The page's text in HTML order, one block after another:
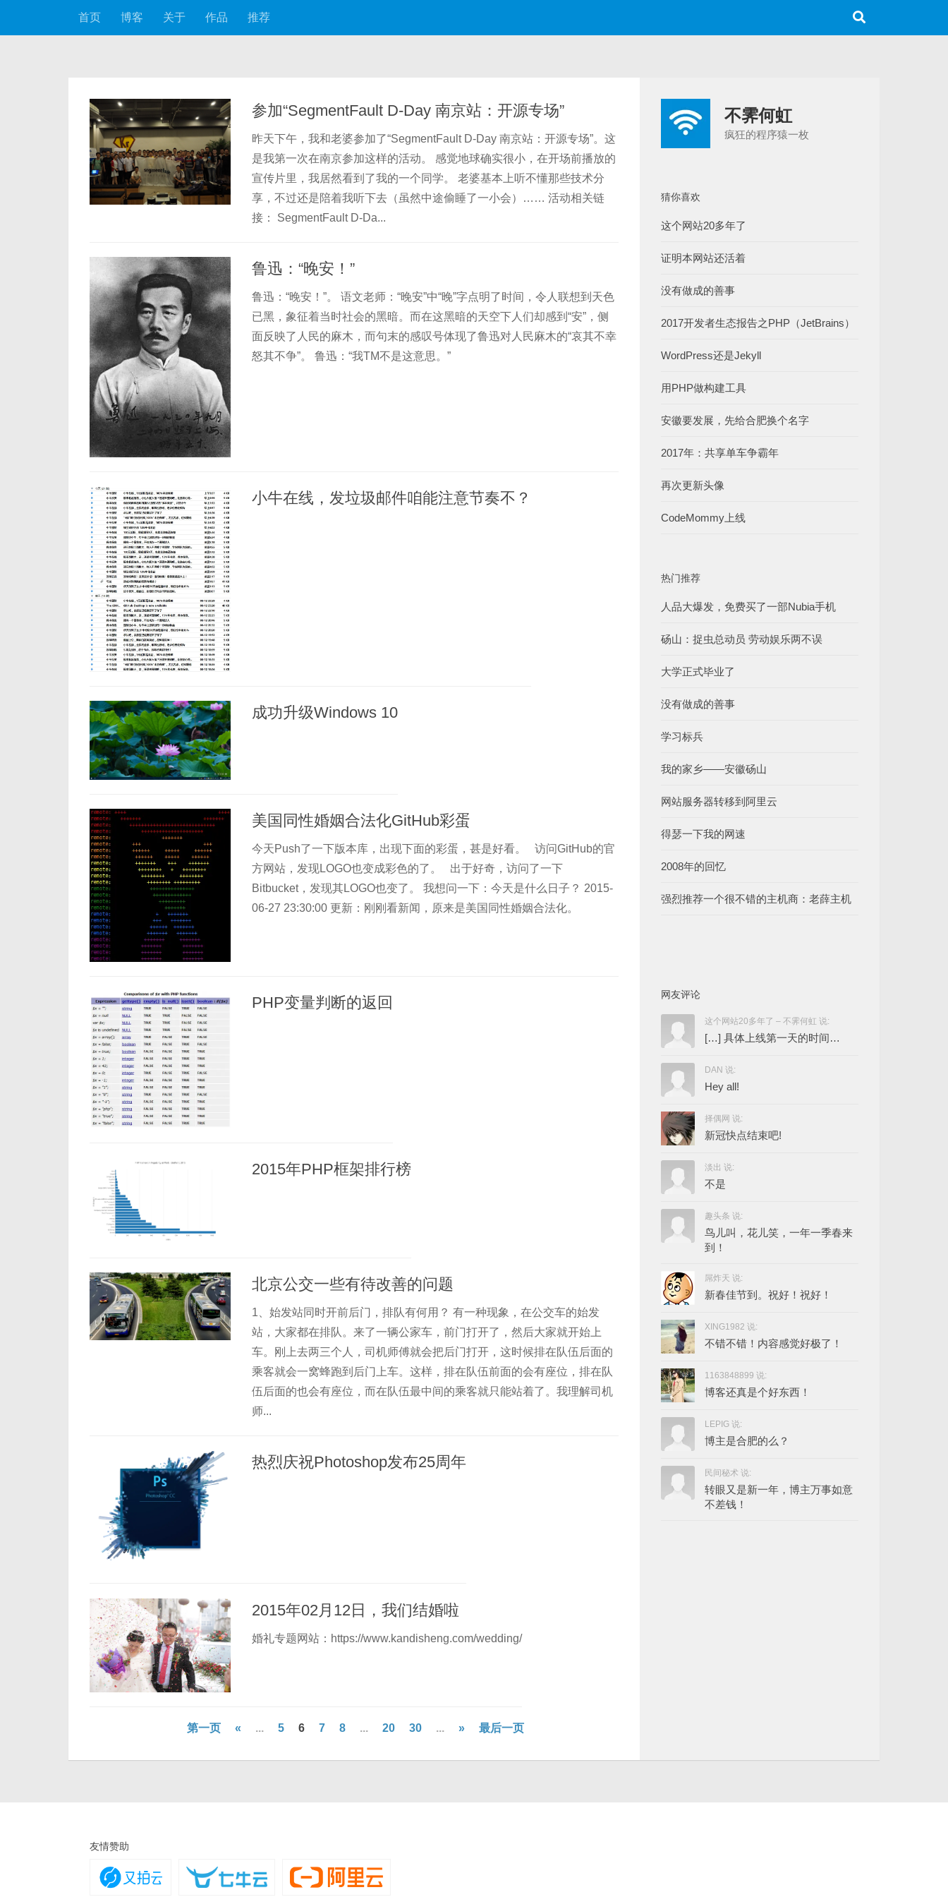
首页 博客 关于 作品 推荐
参加“SegmentFault D-Day 南京站：开源专场”
昨天下午，我和老婆参加了“SegmentFault D-Day 南京站：开源专场”。这
是我第一次在南京参加这样的活动。 感觉地球确实很小，在开场前播放的
宣传片里，我居然看到了我的一个同学。 老婆基本上听不懂那些技术分
享，不过还是陪着我听下去（虽然中途偷睡了一小会）…… 活动相关链
接： SegmentFault D-Da...
鲁迅：“晚安！”
鲁迅：“晚安！”。 语文老师：“晚安”中“晚”字点明了时间，令人联想到天色
已黑，象征着当时社会的黑暗。而在这黑暗的天空下人们却感到“安”，侧
面反映了人民的麻木，而句末的感叹号体现了鲁迅对人民麻木的“哀其不幸
怒其不争”。 鲁迅：“我TM不是这意思。”
小牛在线，发垃圾邮件咱能注意节奏不？
成功升级Windows 10
美国同性婚姻合法化GitHub彩蛋
今天Push了一下版本库，出现下面的彩蛋，甚是好看。 访问GitHub的官
方网站，发现LOGO也变成彩色的了。 出于好奇，访问了一下
Bitbucket，发现其LOGO也变了。 我想问一下：今天是什么日子？ 2015-
06-27 23:30:00 更新：刚刚看新闻，原来是美国同性婚姻合法化。
PHP变量判断的返回
2015年PHP框架排行榜
北京公交一些有待改善的问题
1、始发站同时开前后门，排队有何用？ 有一种现象，在公交车的始发
站，大家都在排队。来了一辆公家车，前门打开了，然后大家就开始上
车。刚上去两三个人，司机师傅就会把后门打开，这时候排在队伍后面的
乘客就会一窝蜂跑到后门上车。这样，排在队伍前面的会有座位，排在队
伍后面的也会有座位，而在队伍最中间的乘客就只能站着了。我理解司机
师...
热烈庆祝Photoshop发布25周年
2015年02月12日，我们结婚啦
婚礼专题网站：https://www.kandisheng.com/wedding/
第一页 « ... 5 6 7 8 ... 20 30 ... » 最后一页
不霁何虹
疯狂的程序猿一枚
猜你喜欢
这个网站20多年了
证明本网站还活着
没有做成的善事
2017开发者生态报告之PHP（JetBrains）
WordPress还是Jekyll
用PHP做构建工具
安徽要发展，先给合肥换个名字
2017年：共享单车争霸年
再次更新头像
CodeMommy上线
热门推荐
人品大爆发，免费买了一部Nubia手机
砀山：捉虫总动员 劳动娱乐两不误
大学正式毕业了
没有做成的善事
学习标兵
我的家乡——安徽砀山
网站服务器转移到阿里云
得瑟一下我的网速
2008年的回忆
强烈推荐一个很不错的主机商：老薛主机
网友评论
这个网站20多年了 – 不霁何虹 说:
[…] 具体上线第一天的时间…
DAN 说:
Hey all!
择偶网 说:
新冠快点结束吧!
淡出 说:
不是
趣头条 说:
鸟儿叫，花儿笑，一年一季春来
到！
屌炸天 说:
新春佳节到。祝好！祝好！
XING1982 说:
不错不错！内容感觉好极了！
1163848899 说:
博客还真是个好东西！
LEPIG 说:
博主是合肥的么？
民间秘术 说:
转眼又是新一年，博主万事如意
不差钱！
友情赞助